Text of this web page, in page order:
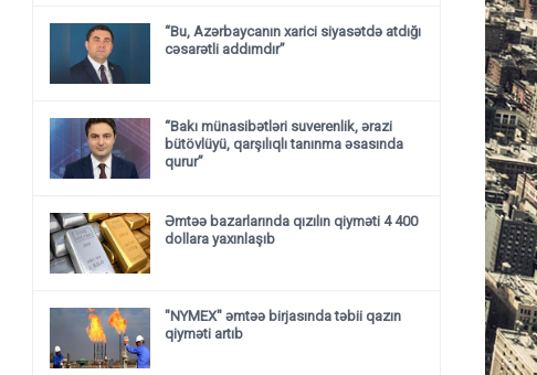
“Bu, Azərbaycanın xarici siyasətdə atdığı
cəsarətli addımdır”
“Bakı münasibətləri suverenlik, ərazi
bütövlüyü, qarşılıqlı tanınma əsasında
qurur”
Əmtəə bazarlarında qızılın qiyməti 4 400
dollara yaxınlaşıb
"NYMEX" əmtəə birjasında təbii qazın
qiyməti artıb